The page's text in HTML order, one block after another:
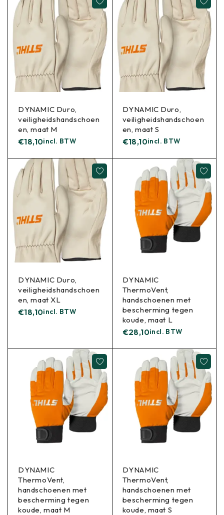
DYNAMIC Duro,
veiligheidshandschoen
en, maat M
€18,10incl. BTW
DYNAMIC Duro,
veiligheidshandschoen
en, maat S
€18,10incl. BTW
DYNAMIC Duro,
veiligheidshandschoen
en, maat XL
€18,10incl. BTW
DYNAMIC
ThermoVent,
handschoenen met
bescherming tegen
koude, maat L
€28,10incl. BTW
DYNAMIC
ThermoVent,
handschoenen met
bescherming tegen
koude, maat M
DYNAMIC
ThermoVent,
handschoenen met
bescherming tegen
koude, maat S